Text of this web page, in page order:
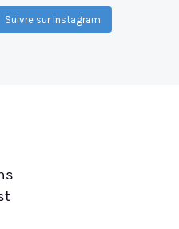
Suivre sur Instagram